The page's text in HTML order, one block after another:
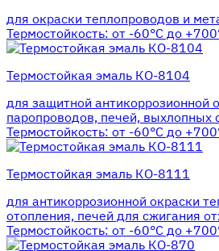
для окраски теплопроводов и
Термостойкость: от -60°С до
Термостойкая эмаль КО-8104
для защитной антикоррозионной
паропроводов, печей, выхлопных
Термостойкость: от -60°С до
Термостойкая эмаль КО-8111
для антикоррозионной окраски
отопления, печей для сжигания
Термостойкость: от -60°С до